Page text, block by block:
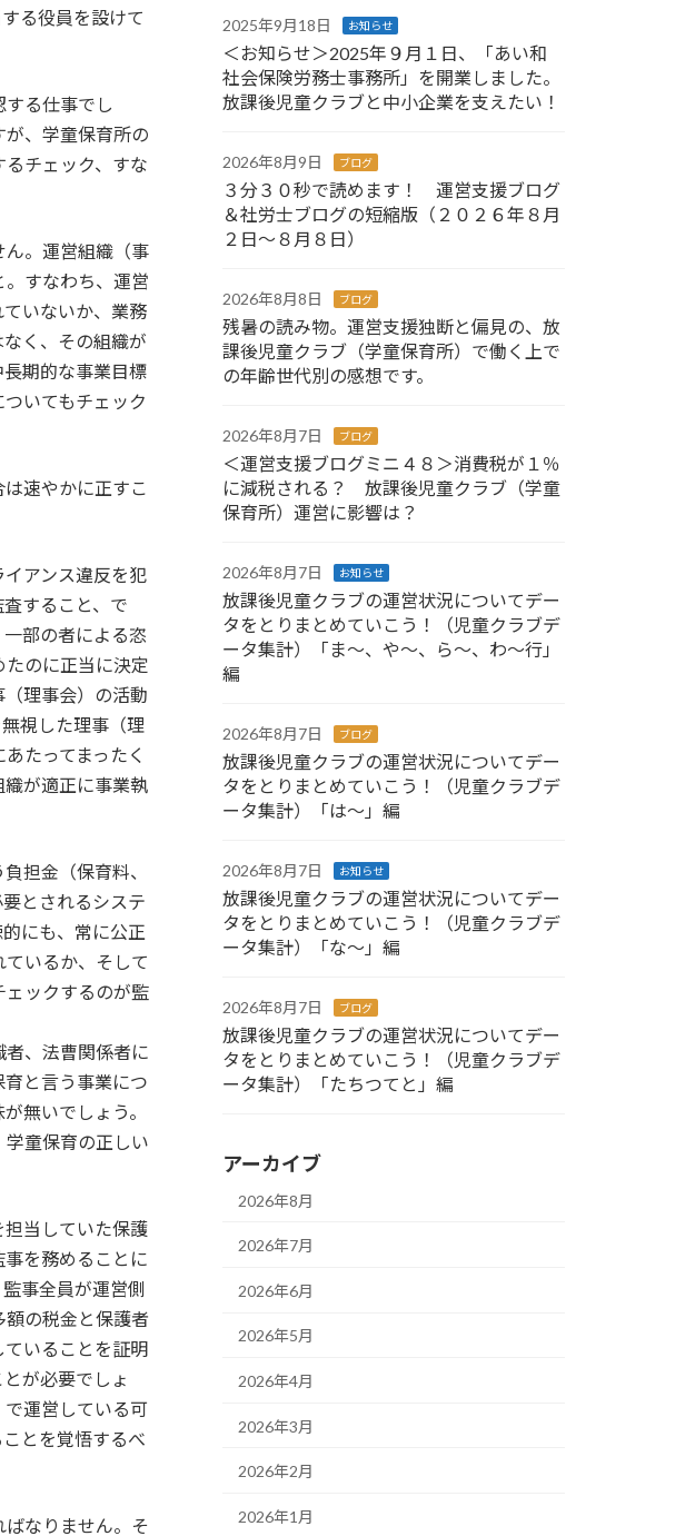
る役員を設けて
る仕事でし
、学童保育所の
チェック、すな
。運営組織（事
すなわち、運営
いないか、業務
く、その組織が
期的な事業目標
いてもチェック
速やかに正すこ
アンス違反を犯
すること、で
部の者による恣
のに正当に決定
理事会）の活動
視した理事（理
たってまったく
が適正に事業執
担金（保育料、
とされるシステ
にも、常に公正
いるか、そして
ェックするのが監
、法曹関係者に
と言う事業につ
無いでしょう。
童保育の正しい
当していた保護
を務めることに
事全員が運営側
の税金と保護者
いることを証明
が必要でしょ
運営している可
とを覚悟するべ
なりません。そ
2025年9月18日 お知らせ
＜お知らせ＞2025年９月１日、「あい和
社会保険労務士事務所」を開業しました。
放課後児童クラブと中小企業を支えたい！
2026年8月9日 ブログ
３分３０秒で読めます！ 運営支援ブログ
＆社労士ブログの短縮版（２０２６年８月
２日～８月８日）
2026年8月8日 ブログ
残暑の読み物。運営支援独断と偏見の、放
課後児童クラブ（学童保育所）で働く上で
の年齢世代別の感想です。
2026年8月7日 ブログ
＜運営支援ブログミニ４８＞消費税が１％
に減税される？ 放課後児童クラブ（学童
保育所）運営に影響は？
2026年8月7日 お知らせ
放課後児童クラブの運営状況についてデー
タをとりまとめていこう！（児童クラブデ
ータ集計）「ま～、や～、ら～、わ～行」
編
2026年8月7日 ブログ
放課後児童クラブの運営状況についてデー
タをとりまとめていこう！（児童クラブデ
ータ集計）「は～」編
2026年8月7日 お知らせ
放課後児童クラブの運営状況についてデー
タをとりまとめていこう！（児童クラブデ
ータ集計）「な～」編
2026年8月7日 ブログ
放課後児童クラブの運営状況についてデー
タをとりまとめていこう！（児童クラブデ
ータ集計）「たちつてと」編
アーカイブ
2026年8月
2026年7月
2026年6月
2026年5月
2026年4月
2026年3月
2026年2月
2026年1月